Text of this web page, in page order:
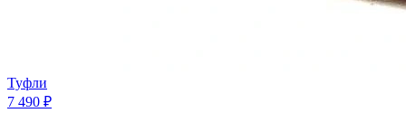
Туфли
7 490 ₽